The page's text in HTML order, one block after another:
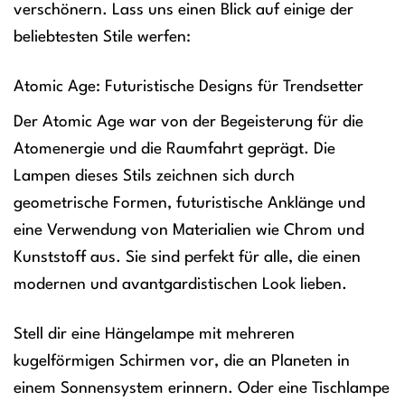
verschönern. Lass uns einen Blick auf einige der
beliebtesten Stile werfen:
Atomic Age: Futuristische Designs für Trendsetter
Der Atomic Age war von der Begeisterung für die
Atomenergie und die Raumfahrt geprägt. Die
Lampen dieses Stils zeichnen sich durch
geometrische Formen, futuristische Anklänge und
eine Verwendung von Materialien wie Chrom und
Kunststoff aus. Sie sind perfekt für alle, die einen
modernen und avantgardistischen Look lieben.
Stell dir eine Hängelampe mit mehreren
kugelförmigen Schirmen vor, die an Planeten in
einem Sonnensystem erinnern. Oder eine Tischlampe